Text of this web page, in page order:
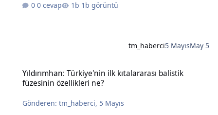
0 cevap 1b görüntü
tm_haberci5 MayısMay 5
Yıldırımhan: Türkiye'nin ilk kıtalararası balistik
füzesinin özellikleri ne?
Gönderen:tm_haberci, 5 Mayıs